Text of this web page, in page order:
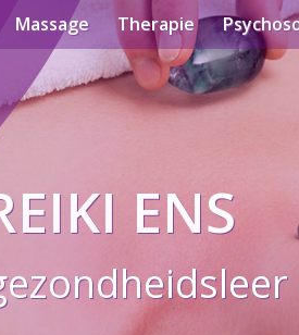
Massage Therapie
ENS